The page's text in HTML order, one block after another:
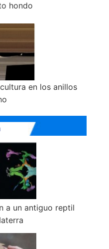
hondo
en los anillos
a un antiguo reptil